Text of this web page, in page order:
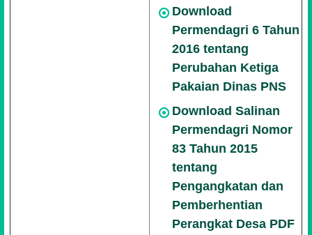
Download
Permendagri 6 Tahun
2016 tentang
Perubahan Ketiga
Pakaian Dinas PNS
Download Salinan
Permendagri Nomor
83 Tahun 2015
tentang
Pengangkatan dan
Pemberhentian
Perangkat Desa PDF